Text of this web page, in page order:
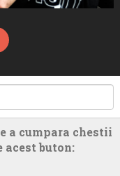
a cumpara chestii
acest buton: